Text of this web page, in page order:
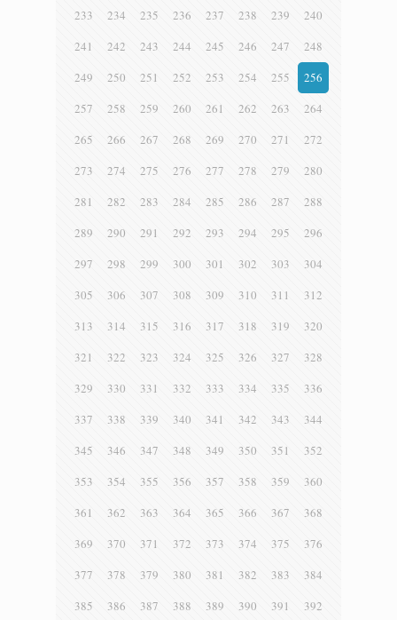
233
234 235 236 237 238 239
240
241
242 243 244 245 246 247
248
249
250 251 252 253 254 255
256
257
258 259 260 261 262 263
264
265
266 267 268 269 270 271
272
273
274 275 276 277 278 279
280
281
282 283 284 285 286 287
288
289
290 291 292 293 294 295
296
297
298 299 300 301 302 303
304
305
306 307 308 309 310 311
312
313
314 315 316 317 318 319
320
321
322 323 324 325 326 327
328
329
330 331 332 333 334 335
336
337
338 339 340 341 342 343
344
345
346 347 348 349 350 351
352
353
354 355 356 357 358 359
360
361
362 363 364 365 366 367
368
369
370 371 372 373 374 375
376
377
378 379 380 381 382 383
384
385
386 387 388 389 390 391 392